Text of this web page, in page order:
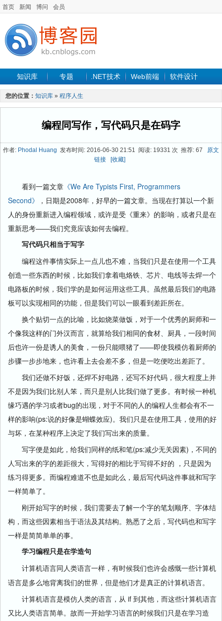
首页 新闻 博问 会员
知识库 专题 .NET技术 Web前端 软件设计
手机开发 软件工程
最新文章
您的位置： 知识库 » 程序人生
编程同写作，写代码只是在码字
作者: Phodal Huang 发布时间: 2016-06-30 21:51 阅读: 19331 次 推荐: 67 原文
链接
[收藏]
看到一篇文章 《We Are Typists First, Programmers
Second》
，日期是2008年，好早的一篇文章。当现在打算以一个新
人的身份重新进入编程领域，或许是受《重来》的影响，或者只是在
重新思考——我们究竟应该如何去编程。
写代码只相当于写字
编程这件事情实际上一点儿也不难，当我们只是在使用一个工具
创造一些东西的时候，比如我们拿着电烙铁、芯片、电线等去焊一个
电路板的时候，我们学的是如何运用这些工具。虽然最后我们的电路
板可以实现相同的功能，但是我们可以一眼看到差距所在。
换个贴切一点的比喻，比如烧菜做饭，对于一个优秀的厨师和一
个像我这样的门外汉而言，就算给我们相同的食材、厨具，一段时间
后也许一份是诱人的美食，一份只能喂猪了——即使我模仿着厨师的
步骤一步步地来，也许看上去会差不多，但是一吃便吃出差距了。
我们还做不好饭，还焊不好电路，还写不好代码，很大程度上并
不是因为我们比别人笨，而只是别人比我们做了更多。有时候一种机
缘巧遇的学习或者bug的出现，对于不同的人的编程人生都会有不一
样的影响(ps:说的好像是蝴蝶效应)。我们只是在使用工具，使用的好
与坏，在某种程序上决定了我们写出来的质量。
写字便是如此，给我们同样的纸和笔(ps:减少无关因素)，不同的
人写出来的字的差距很大，写得好的相比于写得不好的 ，只是因为
练习得更多。而编程难道不也是如此么，最后写代码这件事就和写字
一样简单了。
刚开始写字的时候，我们需要去了解一个字的笔划顺序、字体结
构，而这些因素相当于语法及其结构。熟悉了之后，写代码也和写字
一样是简简单单的事。
学习编程只是在学造句
计算机语言同人类语言一样 ，有时候我们也许会感慨一些计算机
语言是多么地背离我们的世界，但是他们才是真正的计算机语言。
计算机语言是模仿人类的语言，从 if 到其他，而这些计算机语言
又比人类语言简单。故而一开始学习语言的时候我们只是在学习造